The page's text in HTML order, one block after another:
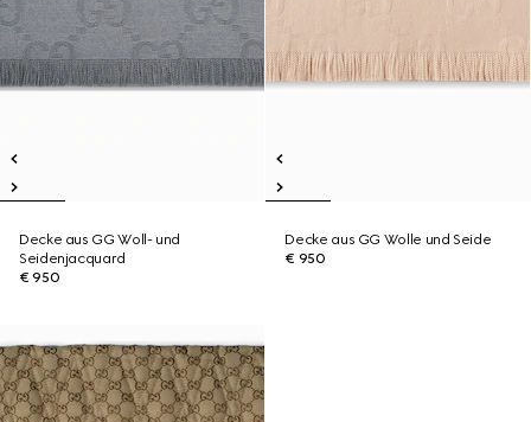
Decke aus GG Woll- und
Seidenjacquard
€ 950
Decke aus GG Wolle und Seide
€ 950